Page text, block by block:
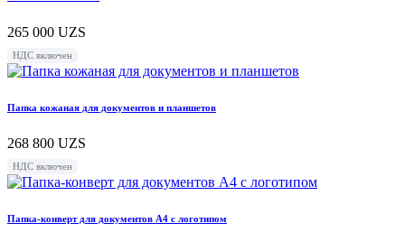
265 000 UZS
НДС включен
Папка кожаная для документов и планшетов
268 800 UZS
НДС включен
Папка-конверт для документов А4 с логотипом